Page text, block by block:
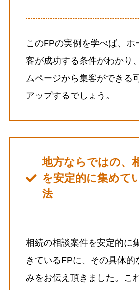
このFPの実例を学べば、ホ
客が成功する条件がわかり
ムページから集客ができる
アップするでしょう。
地方ならではの、
を安定的に集めて
法
相続の相談案件を安定的に
きているFPに、その具体的
みをお伝え頂きました。こ